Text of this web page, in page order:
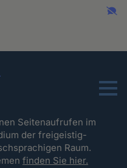
Menu
Seitenaufrufen im
der freigeistig-
Raum.
finden Sie hier.